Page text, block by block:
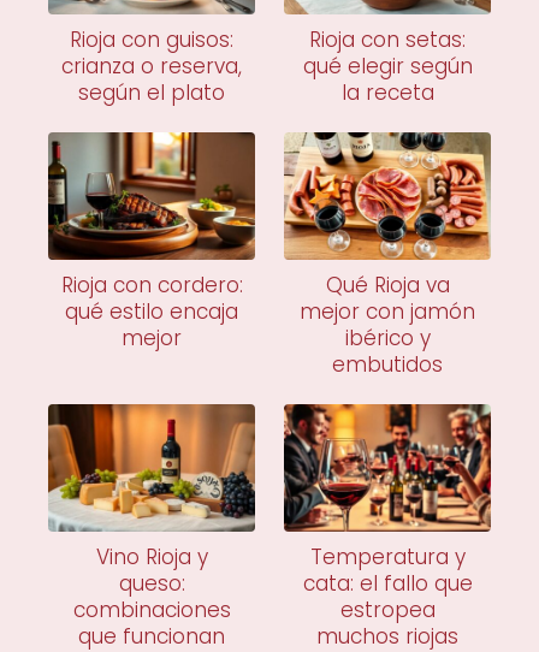
Rioja con guisos:
crianza o reserva,
según el plato
Rioja con setas:
qué elegir según
la receta
Rioja con cordero:
qué estilo encaja
mejor
Qué Rioja va
mejor con jamón
ibérico y
embutidos
Vino Rioja y
queso:
combinaciones
que funcionan
Temperatura y
cata: el fallo que
estropea
muchos riojas